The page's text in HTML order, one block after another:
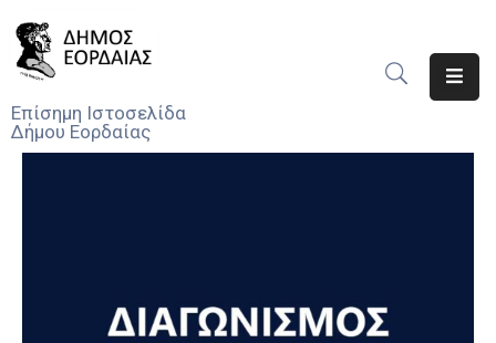
Επίσημη Ιστοσελίδα
Δήμου Εορδαίας
Ο